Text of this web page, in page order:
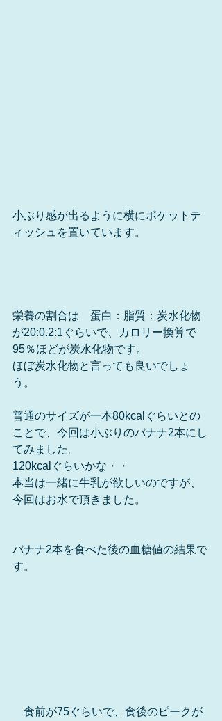
小ぶり感が出るように横にポケットテ
ィッシュを置いています。
栄養の割合は　蛋白：脂質：炭水化物
が20:0.2:1ぐらいで、カロリー換算で
95％ほどが炭水化物です。
ほぼ炭水化物と言っても良いでしょ
う。
普通のサイズが一本80kcalぐらいとの
ことで、今回は小ぶりのバナナ2本にし
てみました。
120kcalぐらいかな・・
本当は一緒に牛乳が欲しいのですが、
今回はお水で頂きました。
バナナ2本を食べた後の血糖値の結果で
す。
食前が75ぐらいで、食後のピークが